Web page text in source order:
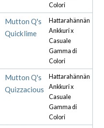
Colori
Mutton Q's
Quicklime
Hattarahännän
Ankkuri x
Casuale
Gamma di
Colori
Mutton Q's
Quizzacious
Hattarahännän
Ankkuri x
Casuale
Gamma di
Colori